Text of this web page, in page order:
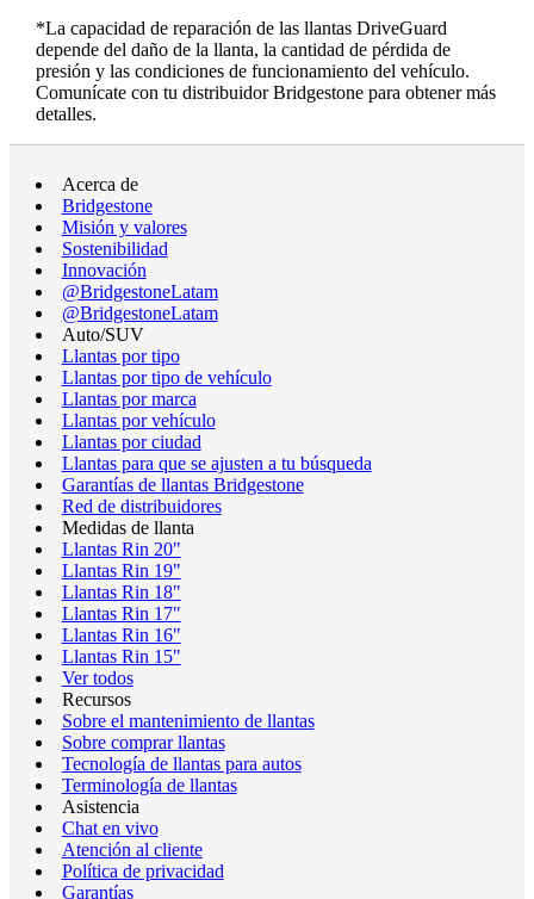
*La capacidad de reparación de las llantas DriveGuard
depende del daño de la llanta, la cantidad de pérdida de
presión y las condiciones de funcionamiento del vehículo.
Comunícate con tu distribuidor Bridgestone para obtener más
detalles.
Acerca de
Bridgestone
Misión y valores
Sostenibilidad
Innovación
@BridgestoneLatam
@BridgestoneLatam
Auto/SUV
Llantas por tipo
Llantas por tipo de vehículo
Llantas por marca
Llantas por vehículo
Llantas por ciudad
Llantas para que se ajusten a tu búsqueda
Garantías de llantas Bridgestone
Red de distribuidores
Medidas de llanta
Llantas Rin 20"
Llantas Rin 19"
Llantas Rin 18"
Llantas Rin 17"
Llantas Rin 16"
Llantas Rin 15"
Ver todos
Recursos
Sobre el mantenimiento de llantas
Sobre comprar llantas
Tecnología de llantas para autos
Terminología de llantas
Asistencia
Chat en vivo
Atención al cliente
Política de privacidad
Garantías